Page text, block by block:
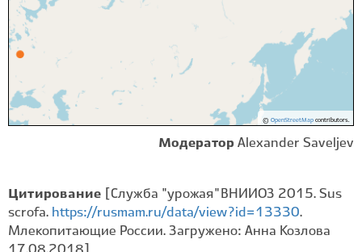
© OpenStreetMapcontributors.
Модератор Alexander Saveljev
Цитирование
[Служба "урожая" ВНИИОЗ 2015. Sus
scrofa. https://rusmam.ru/data/view?id=13330.
Млекопитающие России. Загружено: Анна Козлова